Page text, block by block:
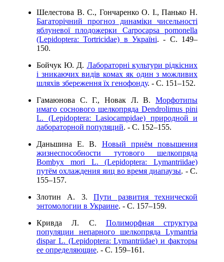
Шелестова В. С., Гончаренко О. І., Панько Н.
Багаторічний прогноз динаміки чисельності
яблуневої плодожерки Carpocapsa pomonella
(Lepidoptera: Tortricidae) в Україні. - C. 149–
150.
Бойчук Ю. Д. Лабораторні культури рідкісних
і зникаючих видів комах як один з можливих
шляхів збереження їх генофонду. - C. 151–152.
Гамаюнова С. Г., Новак Л. В. Морфотипы
имаго соснового шелкопряда Dendrolimus pini
L. (Lepidoptera: Lasiocampidae) природной и
лабораторной популяций. - C. 152–155.
Даньшина Е. В. Новый приём повышения
жизнеспособности тутового шелкопряда
Bombyx mori L. (Lepidoptera: Lymantriidae)
путём охлаждения яиц во время диапаузы. - C.
155–157.
Злотин А. 3.Пути развития технической
энтомологии в Украине. - C. 157–159.
Кривда Л. С. Полиморфная структура
популяции непарного шелкопряда Lymantria
dispar L. (Lepidoptera: Lymantriidae) и факторы
ее определяющие. - C. 159–161.